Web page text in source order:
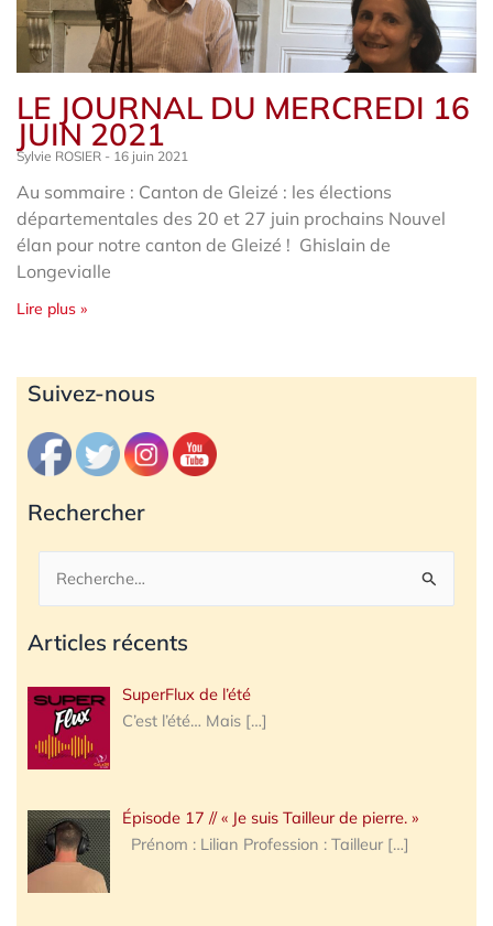
LE JOURNAL DU MERCREDI 16
JUIN 2021
Sylvie ROSIER 16 juin 2021
Au sommaire : Canton de Gleizé : les élections
départementales des 20 et 27 juin prochains Nouvel
élan pour notre canton de Gleizé ! Ghislain de
Longevialle
Lire plus »
Suivez-nous
Rechercher
Rechercher :
Articles récents
SuperFlux de l’été
C’est l’été… Mais […]
Épisode 17 // « Je suis Tailleur de pierre. »
Prénom : Lilian Profession : Tailleur […]
Archives